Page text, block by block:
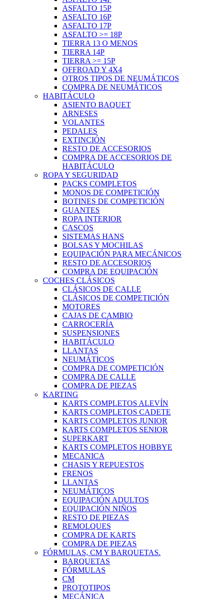
ASFALTO 15P
ASFALTO 16P
ASFALTO 17P
ASFALTO >= 18P
TIERRA 13 O MENOS
TIERRA 14P
TIERRA >= 15P
OFFROAD Y 4X4
OTROS TIPOS DE NEUMÁTICOS
COMPRA DE NEUMÁTICOS
HABITÁCULO
ASIENTO BAQUET
ARNESES
VOLANTES
PEDALES
EXTINCIÓN
RESTO DE ACCESORIOS
COMPRA DE ACCESORIOS DE
HABITÁCULO
ROPA Y SEGURIDAD
PACKS COMPLETOS
MONOS DE COMPETICIÓN
BOTINES DE COMPETICIÓN
GUANTES
ROPA INTERIOR
CASCOS
SISTEMAS HANS
BOLSAS Y MOCHILAS
EQUIPACIÓN PARA MECÁNICOS
RESTO DE ACCESORIOS
COMPRA DE EQUIPACIÓN
COCHES CLÁSICOS
CLÁSICOS DE CALLE
CLÁSICOS DE COMPETICIÓN
MOTORES
CAJAS DE CAMBIO
CARROCERÍA
SUSPENSIONES
HABITÁCULO
LLANTAS
NEUMÁTICOS
COMPRA DE COMPETICIÓN
COMPRA DE CALLE
COMPRA DE PIEZAS
KARTING
KARTS COMPLETOS ALEVÍN
KARTS COMPLETOS CADETE
KARTS COMPLETOS JUNIOR
KARTS COMPLETOS SENIOR
SUPERKART
KARTS COMPLETOS HOBBYE
MECANICA
CHASIS Y REPUESTOS
FRENOS
LLANTAS
NEUMÁTICOS
EQUIPACIÓN ADULTOS
EQUIPACIÓN NIÑOS
RESTO DE PIEZAS
REMOLQUES
COMPRA DE KARTS
COMPRA DE PIEZAS
FÓRMULAS, CM Y BARQUETAS.
BARQUETAS
FÓRMULAS
CM
PROTOTIPOS
MECÁNICA